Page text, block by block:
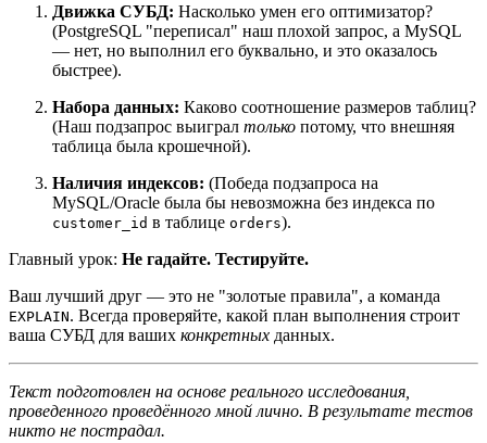
Движка СУБД: Насколько умен его оптимизатор?
(PostgreSQL "переписал" наш плохой запрос, а MySQL
— нет, но выполнил его буквально, и это оказалось
быстрее).
Набора данных: Каково соотношение размеров таблиц?
(Наш подзапрос выиграл только потому, что внешняя
таблица была крошечной).
Наличия индексов: (Победа подзапроса на
MySQL/Oracle была бы невозможна без индекса по
customer_id в таблице orders).
Главный урок: Не гадайте. Тестируйте.
Ваш лучший друг — это не "золотые правила", а команда
EXPLAIN. Всегда проверяйте, какой план выполнения строит
ваша СУБД для ваших конкретных данных.
Текст подготовлен на основе реального исследования,
проведенного проведённого мной лично. В результате тестов
никто не пострадал.